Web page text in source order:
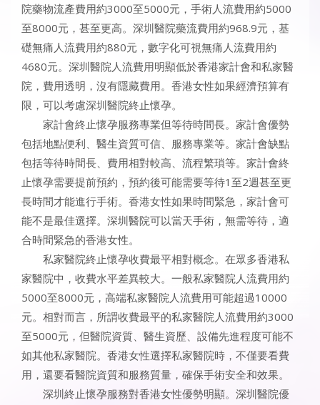
院藥物流產費用約3000至5000元，手術人流費用約5000
至8000元，甚至更高。深圳醫院藥流費用約968.9元，基
礎無痛人流費用約880元，數字化可視無痛人流費用約
4680元。深圳醫院人流費用明顯低於香港家計會和私家醫
院，費用透明，沒有隱藏費用。香港女性如果經濟預算有
限，可以考慮深圳醫院終止懷孕。
家計會終止懷孕服務專業但等待時間長。家計會優勢
包括地點便利、醫生資質可信、服務專業等。家計會缺點
包括等待時間長、費用相對較高、流程繁瑣等。家計會終
止懷孕需要提前預約，預約後可能需要等待1至2週甚至更
長時間才能進行手術。香港女性如果時間緊急，家計會可
能不是最佳選擇。深圳醫院可以當天手術，無需等待，適
合時間緊急的香港女性。
私家醫院終止懷孕收費最平相對概念。在眾多香港私
家醫院中，收費水平差異較大。一般私家醫院人流費用約
5000至8000元，高端私家醫院人流費用可能超過10000
元。相對而言，所謂收費最平的私家醫院人流費用約3000
至5000元，但醫院資質、醫生資歷、設備先進程度可能不
如其他私家醫院。香港女性選擇私家醫院時，不僅要看費
用，還要看醫院資質和服務質量，確保手術安全和效果。
深圳終止懷孕服務對香港女性優勢明顯。深圳醫院優